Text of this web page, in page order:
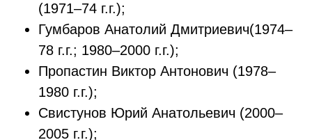
(1971–74 г.г.);
Гумбаров Анатолий Дмитриевич(1974–
78 г.г.; 1980–2000 г.г.);
Пропастин Виктор Антонович (1978–
1980 г.г.);
Свистунов Юрий Анатольевич (2000–
2005 г.г.);